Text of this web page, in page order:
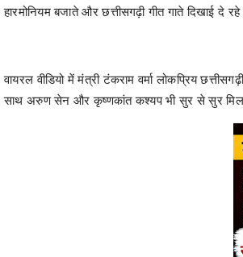
हारमोनियम बजाते और छत्तीसगढ़ी गीत गाते दिखाई दे
वायरल वीडियो में मंत्री टंकराम वर्मा लोकप्रिय
साथ अरुण सेन और कृष्णकांत कश्यप भी सुर से सुर मिलाते